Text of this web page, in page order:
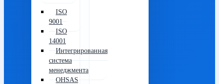
ISO
9001
ISO
14001
Интегрированная
система
менеджмента
OHSAS